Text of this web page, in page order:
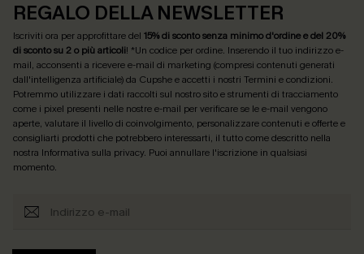
REGALO DELLA NEWSLETTER
Iscriviti ora per approfittare del 15% di sconto senza minimo d'ordine e del 20%
di sconto su 2 o più articoli! *Un codice per ordine. Inserendo il tuo indirizzo e-
mail, acconsenti a ricevere e-mail di marketing (compresi contenuti generati
dall'intelligenza artificiale) da Cupshe e accetti i nostri Termini e condizioni.
Potremmo utilizzare i dati raccolti sul nostro sito e strumenti di tracciamento
come i pixel presenti nelle nostre e-mail per verificare se le e-mail vengono
aperte, valutare il livello di coinvolgimento, personalizzare contenuti e offerte e
consigliarti prodotti che potrebbero interessarti, il tutto come descritto nella
nostra Informativa sulla privacy. Puoi annullare l'iscrizione in qualsiasi
momento.